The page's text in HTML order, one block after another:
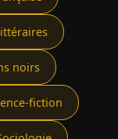
noirs
fiction